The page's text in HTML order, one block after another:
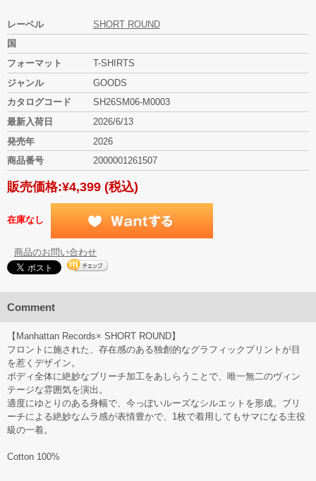
レーベル
SHORT ROUND
国
フォーマット
T-SHIRTS
ジャンル
GOODS
カタログコード
SH26SM06-M0003
最新入荷日
2026/6/13
発売年
2026
商品番号
2000001261507
販売価格:¥4,399 (税込)
在庫なし
商品のお問い合わせ
Comment
【Manhattan Records× SHORT ROUND】
フロントに施された、存在感のある独創的なグラフィックプリントが目
を惹くデザイン。
ボディ全体に絶妙なブリーチ加工をあしらうことで、唯一無二のヴィン
テージな雰囲気を演出。
適度にゆとりのある身幅で、今っぽいルーズなシルエットを形成。ブリ
ーチによる絶妙なムラ感が表情豊かで、1枚で着用してもサマになる主役
級の一着。
Cotton 100%